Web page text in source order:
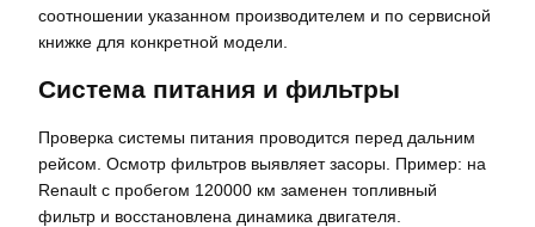
соотношении указанном производителем и по сервисной
книжке для конкретной модели.
Система питания и фильтры
Проверка системы питания проводится перед дальним
рейсом. Осмотр фильтров выявляет засоры. Пример: на
Renault с пробегом 120000 км заменен топливный
фильтр и восстановлена динамика двигателя.